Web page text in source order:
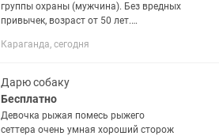
группы охраны (мужчина). Без вредных
привычек, возраст от 50 лет.
Юго-Восток, Новый Город. Сменный
Караганда, сегодня
Дарю собаку
Бесплатно
Девочка рыжая помесь рыжего
сеттера очень умная хороший сторож